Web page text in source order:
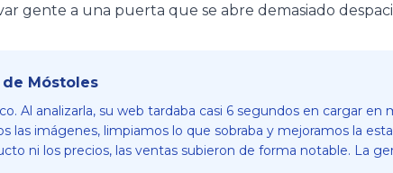
gente a una puerta que se abre demasiado
Móstoles
Al analizarla, su web tardaba casi 6 segundos en cargar en
imágenes, limpiamos lo que sobraba y mejoramos la
ni los precios, las ventas subieron de forma notable. La